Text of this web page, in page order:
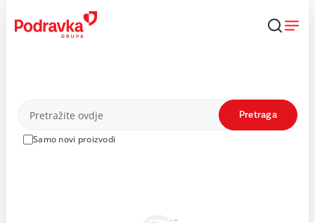
content
Proizvodi
Samo novi proizvodi
Pretraga